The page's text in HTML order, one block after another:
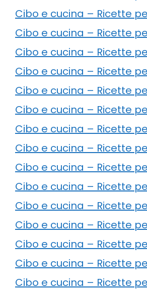
Cibo e cucina – Ricette
Cibo e cucina – Ricette
Cibo e cucina – Ricette
Cibo e cucina – Ricette
Cibo e cucina – Ricette
Cibo e cucina – Ricette
Cibo e cucina – Ricette
Cibo e cucina – Ricette
Cibo e cucina – Ricette
Cibo e cucina – Ricette
Cibo e cucina – Ricette
Cibo e cucina – Ricette
Cibo e cucina – Ricette
Cibo e cucina – Ricette
Cibo e cucina – Ricette